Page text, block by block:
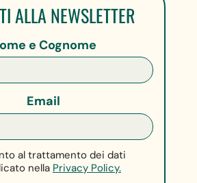
ALLA NEWSLETTER
e Cognome
Email
al trattamento dei dati
nella Privacy Policy.